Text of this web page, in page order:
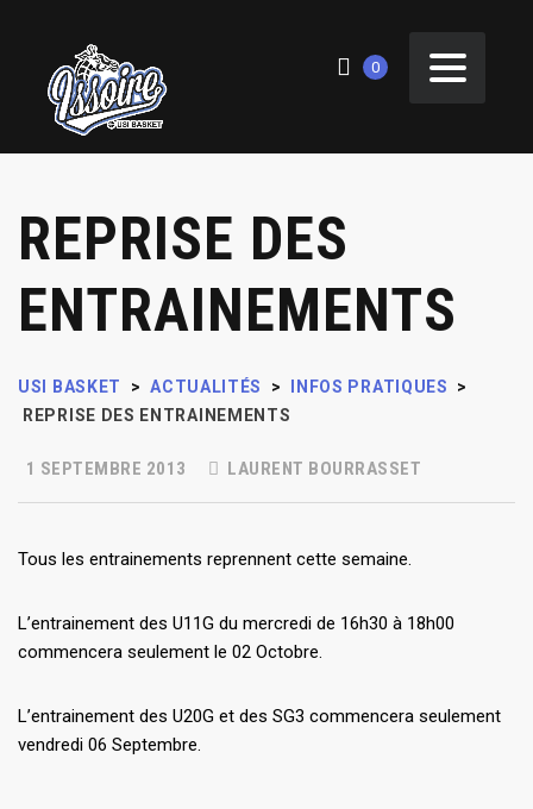
0
REPRISE DES
ENTRAINEMENTS
USI BASKET > ACTUALITÉS > INFOS PRATIQUES
>
REPRISE DES ENTRAINEMENTS
1 SEPTEMBRE 2013 LAURENT BOURRASSET
Tous les entrainements reprennent cette semaine.
L’entrainement des U11G du mercredi de 16h30 à 18h00
commencera seulement le 02 Octobre.
L’entrainement des U20G et des SG3 commencera seulement
vendredi 06 Septembre.